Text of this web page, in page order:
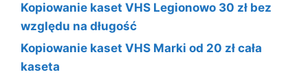
Kopiowanie kaset VHS Legionowo 30 zł bez
względu na długość
Kopiowanie kaset VHS Marki od 20 zł cała
kaseta